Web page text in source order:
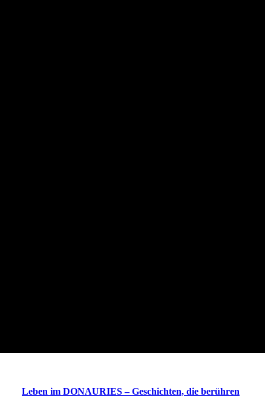
Leben im DONAURIES – Geschichten, die berühren